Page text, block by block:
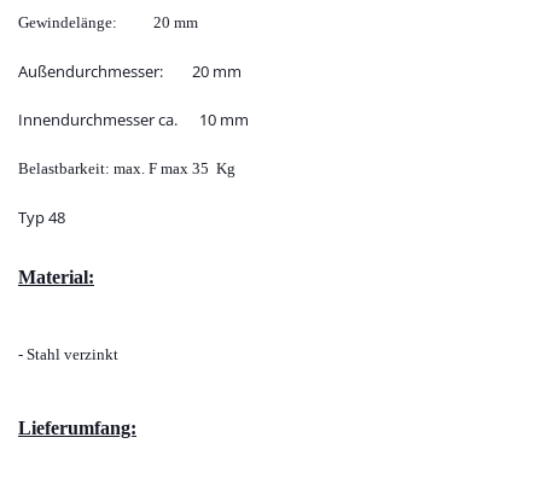
Gewindelänge: 20 mm
Außendurchmesser: 20 mm
Innendurchmesser ca. 10 mm
Belastbarkeit: max. F max 35 Kg
Typ 48
Material:
- Stahl verzinkt
Lieferumfang: